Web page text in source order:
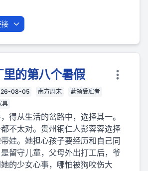
接
的第八个暑假
08-05 南方周末
蓝领受雇者
具
得从生活的岔路中，选择其一。
不太对。贵州铜仁人彭蓉蓉选择
娃。她担心孩子要经历和自己同
留守儿童，父母外出打工后，爷
的少女心事，哪怕被狗咬伤大